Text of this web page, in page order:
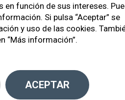
según cada
función de sus intereses.
Si pulsa “Aceptar” se
y uso de las cookies.
“Más información”.
ACEPTAR